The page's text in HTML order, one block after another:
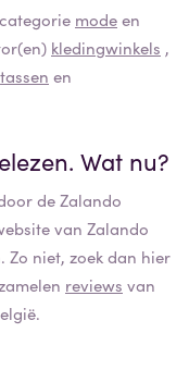
modeen
kledingwinkels ,
tassen en
Wat nu?
deZalando
van Zalando
Zo niet, zoek dan hier
reviews van